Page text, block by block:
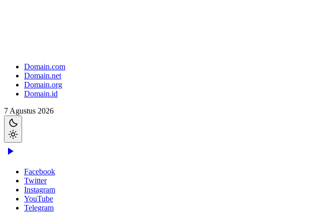
Domain.com
Domain.net
Domain.org
Domain.id
7 Agustus 2026
Facebook
Twitter
Instagram
YouTube
Telegram